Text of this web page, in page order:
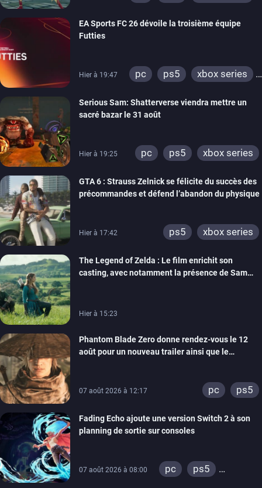
EA Sports FC 26 dévoile la troisième équipe
Futties
Hier à 19:47 pc ps5
xbox series
xbox one
switch 2
Serious Sam: Shatterverse viendra mettre un
sacré bazar le 31 août
Hier à 19:25 pc ps5 xbox series
GTA 6 : Strauss Zelnick se félicite du succès des
précommandes et défend l’abandon du physique
Hier à 17:42 ps5 xbox series
The Legend of Zelda : Le film enrichit son
casting, avec notamment la présence de Sam
Hier à 15:23
Phantom Blade Zero donne rendez-vous le 12
août pour un nouveau trailer ainsi que le
07 août 2026 à 12:17 pc ps5
Fading Echo ajoute une version Switch 2 à son
planning de sortie sur consoles
07 août 2026 à 08:00 pc
ps5